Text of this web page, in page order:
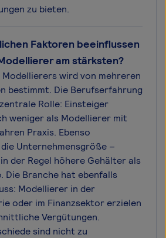
zu bieten.
Faktoren beeinflussen
am stärksten?
Modellierers wird von mehreren
bestimmt. Die Berufserfahrung
Rolle: Einsteiger
weniger als Modellierer mit
Praxis. Ebenso
Unternehmensgröße –
der Regel höhere Gehälter als
Die Branche hat ebenfalls
Modellierer in der
oder im Finanzsektor erzielen
Vergütungen.
sind nicht zu